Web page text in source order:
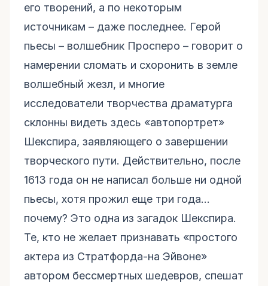
его творений, а по некоторым
источникам – даже последнее. Герой
пьесы – волшебник Просперо – говорит о
намерении сломать и схоронить в земле
волшебный жезл, и многие
исследователи творчества драматурга
склонны видеть здесь «автопортрет»
Шекспира, заявляющего о завершении
творческого пути. Действительно, после
1613 года он не написал больше ни одной
пьесы, хотя прожил еще три года…
почему? Это одна из загадок Шекспира.
Те, кто не желает признавать «простого
актера из Стратфорда-на Эйвоне»
автором бессмертных шедевров, спешат